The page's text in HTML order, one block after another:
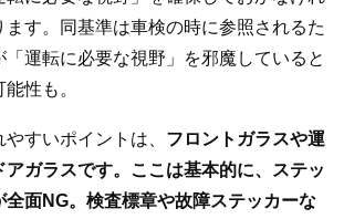
ます。同基準は車検の時に参照されるた
運転に必要な視野」を邪魔していると
性も。
すいポイントは、 フロントガラスや運
ガラスです。ここは基本的に、ステッ
全面NG。検査標章や故障ステッカーな